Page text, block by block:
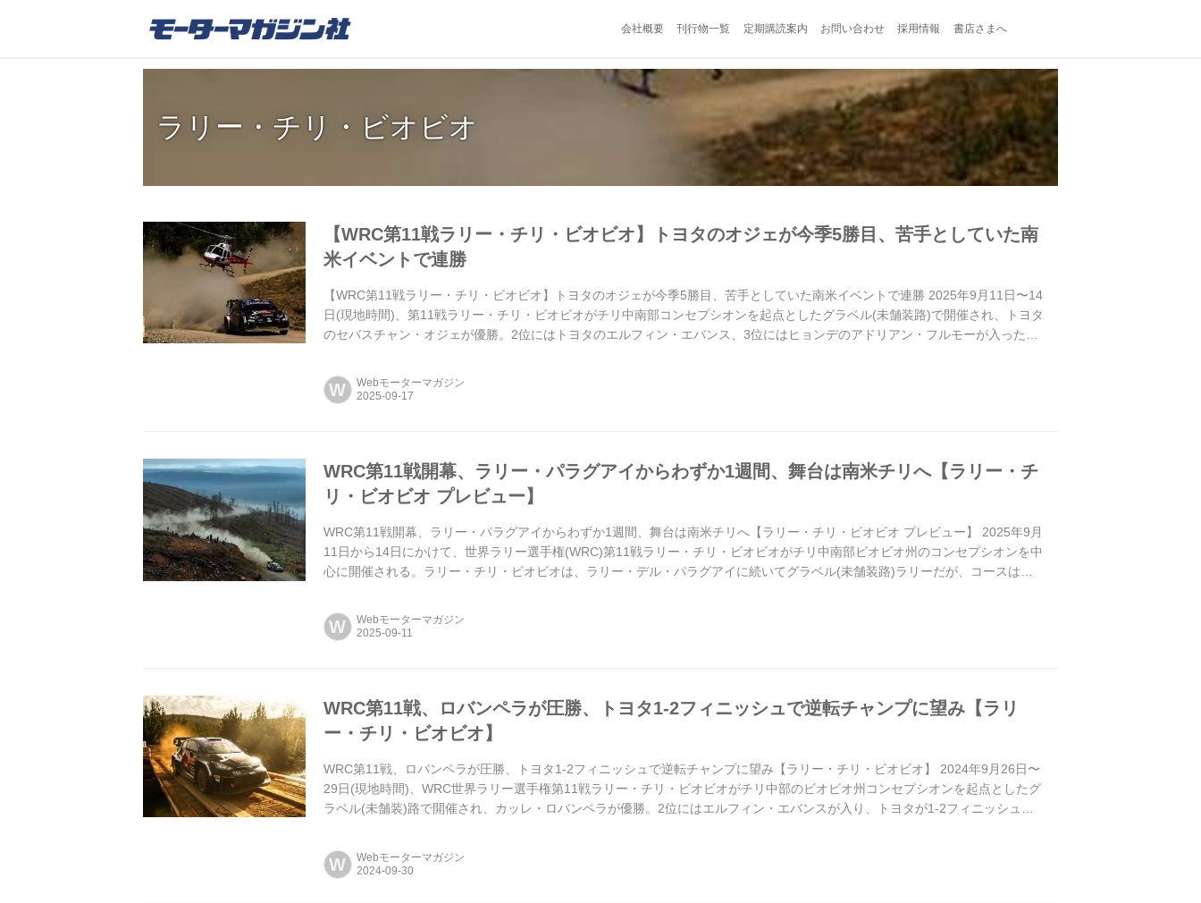
会社概要 刊行物一覧 定期購読案内 お問い合わせ 採用情報 書店さまへ
ラリー・チリ・ビオビオ
【WRC第11戦ラリー・チリ・ビオビオ】トヨタのオジェが今季5勝目、苦手としていた南
米イベントで連勝
【WRC第11戦ラリー・チリ・ビオビオ】トヨタのオジェが今季5勝目、苦手としていた南米イベントで連勝 2025年9月11日〜14
日(現地時間)、第11戦ラリー・チリ・ビオビオがチリ中南部コンセプシオンを起点としたグラベル(未舗装路)で開催され、トヨタ
のセバスチャン・オジェが優勝。2位にはトヨタのエルフィン・エバンス、3位にはヒョンデのアドリアン・フルモーが入った。
W Webモーターマガジン
WRC第11戦開幕、ラリー・パラグアイからわずか1週間、舞台は南米チリへ【ラリー・チ
リ・ビオビオ プレビュー】
WRC第11戦開幕、ラリー・パラグアイからわずか1週間、舞台は南米チリへ【ラリー・チリ・ビオビオ プレビュー】 2025年9月
11日から14日にかけて、世界ラリー選手権(WRC)第11戦ラリー・チリ・ビオビオがチリ中南部ビオビオ州のコンセプシオンを中
心に開催される。ラリー・チリ・ビオビオは、ラリー・デル・パラグアイに続いてグラベル(未舗装路)ラリーだが、コースはチ
W Webモーターマガジン
WRC第11戦、ロバンペラが圧勝、トヨタ1-2フィニッシュで逆転チャンプに望み【ラリ
ー・チリ・ビオビオ】
WRC第11戦、ロバンペラが圧勝、トヨタ1-2フィニッシュで逆転チャンプに望み【ラリー・チリ・ビオビオ】 2024年9月26日〜
29日(現地時間)、WRC世界ラリー選手権第11戦ラリー・チリ・ビオビオがチリ中部のビオビオ州コンセプシオンを起点としたグ
ラベル(未舗装)路で開催され、カッレ・ロバンペラが優勝。2位にはエルフィン・エバンスが入り、トヨタが1-2フィニッシュを
W Webモーターマガジン